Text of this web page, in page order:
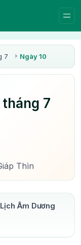
7 Ngày 10
7
Thìn
Lịch Âm Dương